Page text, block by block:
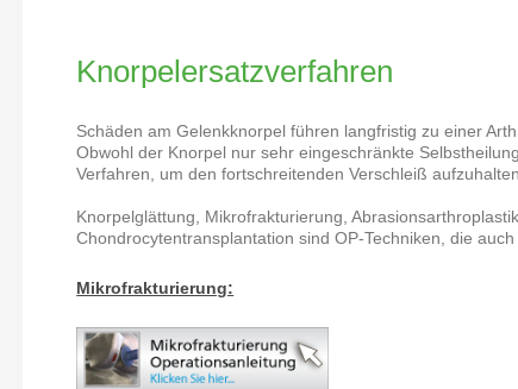
Knorpelersatzverfahren
Schäden am Gelenkknorpel führen langfristig zu einer
Obwohl der Knorpel nur sehr eingeschränkte
Verfahren, um den fortschreitenden Verschleiß
Knorpelglättung, Mikrofrakturierung,
Chondrocytentransplantation sind OP-Techniken, die
Mikrofrakturierung: